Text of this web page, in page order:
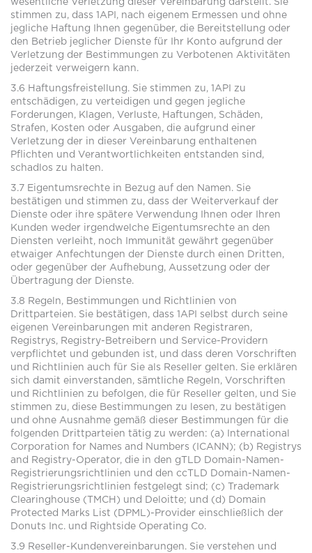
wesentliche Verletzung dieser Vereinbarung darstellt. Sie
stimmen zu, dass 1API, nach eigenem Ermessen und ohne
jegliche Haftung Ihnen gegenüber, die Bereitstellung oder
den Betrieb jeglicher Dienste für Ihr Konto aufgrund der
Verletzung der Bestimmungen zu Verbotenen Aktivitäten
jederzeit verweigern kann.
3.6 Haftungsfreistellung. Sie stimmen zu, 1API zu
entschädigen, zu verteidigen und gegen jegliche
Forderungen, Klagen, Verluste, Haftungen, Schäden,
Strafen, Kosten oder Ausgaben, die aufgrund einer
Verletzung der in dieser Vereinbarung enthaltenen
Pflichten und Verantwortlichkeiten entstanden sind,
schadlos zu halten.
3.7 Eigentumsrechte in Bezug auf den Namen. Sie
bestätigen und stimmen zu, dass der Weiterverkauf der
Dienste oder ihre spätere Verwendung Ihnen oder Ihren
Kunden weder irgendwelche Eigentumsrechte an den
Diensten verleiht, noch Immunität gewährt gegenüber
etwaiger Anfechtungen der Dienste durch einen Dritten,
oder gegenüber der Aufhebung, Aussetzung oder der
Übertragung der Dienste.
3.8 Regeln, Bestimmungen und Richtlinien von
Drittparteien. Sie bestätigen, dass 1API selbst durch seine
eigenen Vereinbarungen mit anderen Registraren,
Registrys, Registry-Betreibern und Service-Providern
verpflichtet und gebunden ist, und dass deren Vorschriften
und Richtlinien auch für Sie als Reseller gelten. Sie erklären
sich damit einverstanden, sämtliche Regeln, Vorschriften
und Richtlinien zu befolgen, die für Reseller gelten, und Sie
stimmen zu, diese Bestimmungen zu lesen, zu bestätigen
und ohne Ausnahme gemäß dieser Bestimmungen für die
folgenden Drittparteien tätig zu werden: (a) International
Corporation for Names and Numbers (ICANN); (b) Registrys
and Registry-Operator, die in den gTLD Domain-Namen-
Registrierungsrichtlinien und den ccTLD Domain-Namen-
Registrierungsrichtlinien festgelegt sind; (c) Trademark
Clearinghouse (TMCH) und Deloitte; und (d) Domain
Protected Marks List (DPML)-Provider einschließlich der
Donuts Inc. und Rightside Operating Co.
3.9 Reseller-Kundenvereinbarungen. Sie verstehen und